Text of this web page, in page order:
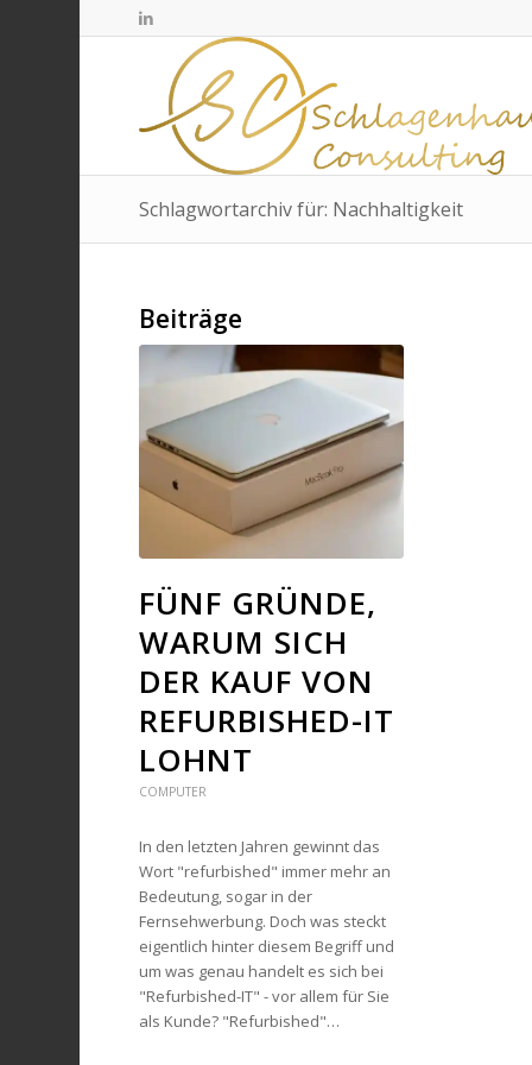
Schlagwortarchiv für: Nachhaltigkeit
Beiträge
FÜNF GRÜNDE,
WARUM SICH
DER KAUF VON
REFURBISHED-IT
LOHNT
COMPUTER
In den letzten Jahren gewinnt das
Wort "refurbished" immer mehr an
Bedeutung, sogar in der
Fernsehwerbung. Doch was steckt
eigentlich hinter diesem Begriff und
um was genau handelt es sich bei
"Refurbished-IT" - vor allem für Sie
als Kunde? "Refurbished"…